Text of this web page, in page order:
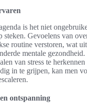
is het niet
steken. Gevoelens van
routine verstoren, wat
mentale
van stress te herkennen
in te grijpen, kan men
ontspanning